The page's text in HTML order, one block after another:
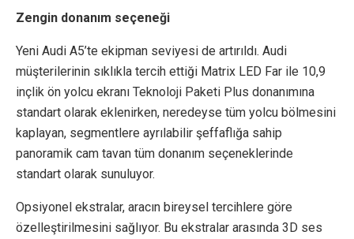
Zengin donanım seçeneği
Yeni Audi A5’te ekipman seviyesi de artırıldı. Audi
müşterilerinin sıklıkla tercih ettiği Matrix LED Far ile 10,9
inçlik ön yolcu ekranı Teknoloji Paketi Plus donanımına
standart olarak eklenirken, neredeyse tüm yolcu bölmesini
kaplayan, segmentlere ayrılabilir şeffaflığa sahip
panoramik cam tavan tüm donanım seçeneklerinde
standart olarak sunuluyor.
Opsiyonel ekstralar, aracın bireysel tercihlere göre
özelleştirilmesini sağlıyor. Bu ekstralar arasında 3D ses